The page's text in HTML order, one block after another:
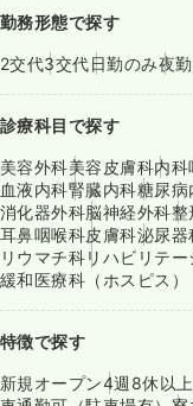
勤務形態で探す
2交代3交代日勤のみ夜
診療科目で探す
美容外科美容皮膚科内科
血液内科腎臓内科糖尿病
消化器外科脳神経外科整
耳鼻咽喉科皮膚科泌尿器
リウマチ科リハビリテ
緩和医療科（ホスピス）
特徴で探す
新規オープン4週8休以上